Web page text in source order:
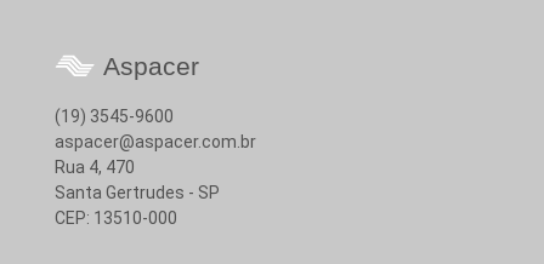
Aspacer
(19) 3545-9600
aspacer@aspacer.com.br
Rua 4, 470
Santa Gertrudes - SP
CEP: 13510-000